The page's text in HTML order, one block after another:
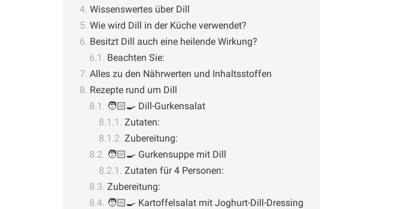
Wissenswertes über Dill
Wie wird Dill in der Küche verwendet?
Besitzt Dill auch eine heilende Wirkung?
Beachten Sie:
Alles zu den Nährwerten und Inhaltsstoffen
Rezepte rund um Dill
🧑🏻‍🍳 Dill-Gurkensalat
Zutaten:
Zubereitung:
🧑🏻‍🍳 Gurkensuppe mit Dill
Zutaten für 4 Personen:
Zubereitung:
🧑🏻‍🍳 Kartoffelsalat mit Joghurt-Dill-Dressing